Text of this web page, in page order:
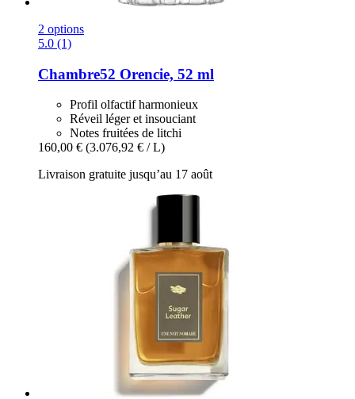
2 options
5.0 (1)
Chambre52 Orencie, 52 ml
Profil olfactif harmonieux
Réveil léger et insouciant
Notes fruitées de litchi
160,00 € (3.076,92 € / L)
Livraison gratuite jusqu’au 17 août